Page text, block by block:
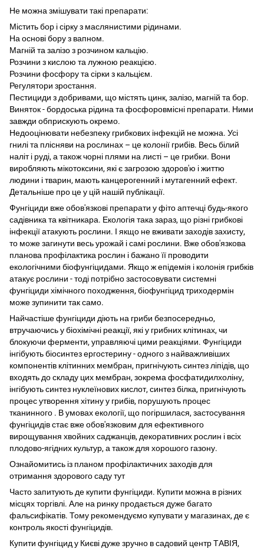
Не можна змішувати такі препарати:
Містить бор і сірку з маслянистими рідинами.
На основі бору з вапном.
Магній та залізо з розчином кальцію.
Розчини з кислою та лужною реакцією.
Розчини фосфору та сірки з кальцієм.
Регулятори зростання.
Пестициди з добривами, що містять цинк, залізо, магній та бор.
Виняток - бордоська рідина та фосфоровмісні препарати. Ними
завжди обприскують окремо.
Недооцінювати небезпеку грибкових інфекцій не можна. Усі
гнилі та плісняви ​​на рослинах – це колонії грибів. Весь білий
наліт і руді, а також чорні плями на листі – це грибки. Вони
виробляють мікотоксини, які є загрозою здоров'ю і життю
людини і тварин, мають канцерогенний і мутагенний ефект.
Детальніше про це у цій нашій публікації.
Фунгіциди вже обов'язкові препарати у фіто аптечці будь-якого
садівника та квітникара. Екологія така зараз, що різні грибкові
інфекції атакують рослини. І якщо не вживати заходів захисту,
то може загинути весь урожай і самі рослини. Вже обов'язкова
планова профілактика рослин і бажано її проводити
екологічними біофунгіцидами. Якщо ж епідемія і колонія грибків
атакує рослини - тоді потрібно застосовувати системні
фунгіциди хімічного походження, біофунгіцид триходермін
може зупинити так само.
Найчастіше фунгіциди діють на гриби безпосередньо,
втручаючись у біохімічні реакції, які у грибних клітинах, чи
блокуючи ферменти, управляючі цими реакціями. Фунгіциди
інгібують біосинтез ергостерину - одного з найважливіших
компонентів клітинних мембран, пригнічують синтез ліпідів, що
входять до складу цих мембран, зокрема фосфатидилхоліну,
інгібують синтез нуклеїнових кислот, синтез білка, пригнічують
процес утворення хітину у грибів, порушують процес
тканинного . В умовах екології, що погіршилася, застосування
фунгіцидів стає вже обов'язковим для ефективного
вирощування хвойних саджанців, декоративних рослин і всіх
плодово-ягідних культур, а також для хорошого газону.
Ознайомитись із планом профілактичних заходів для
отримання здорового саду тут
Часто запитують де купити фунгіциди. Купити можна в різних
місцях торгівлі. Але на ринку продається дуже багато
фальсифікатів. Тому рекомендуємо купувати у магазинах, де є
контроль якості фунгіцидів.
Купити фунгіцид у Києві дуже зручно в садовий центр ТАВІЯ,